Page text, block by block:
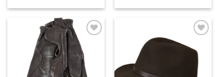
Toevoegen
aan
verlanglijst
Toevoegen
aan
verlanglijst